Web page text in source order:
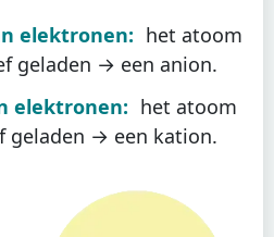
elektronen: het atoom
geladen → een anion.
elektronen: het atoom
geladen → een kation.